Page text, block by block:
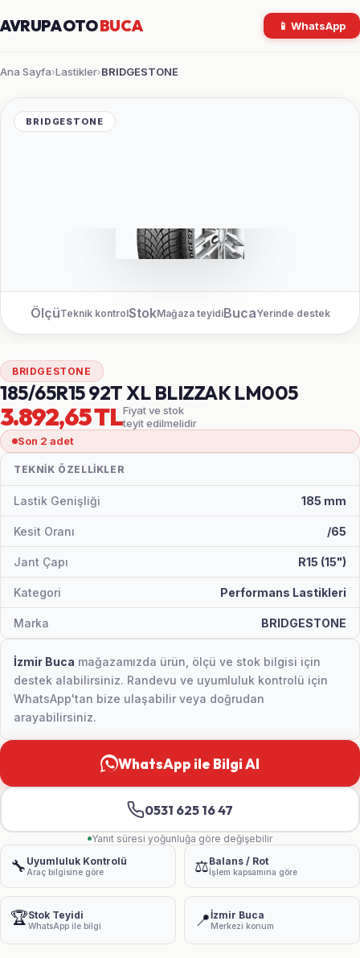
AVRUPA OTOBUCA 📱 WhatsApp
Ana Sayfa›Lastikler›BRIDGESTONE
BRIDGESTONE
ÖlçüTeknik kontrolStokMağaza teyidiBucaYerinde destek
BRIDGESTONE
185/65R15 92T XL BLIZZAK LM005
3.892,65 TLFiyat ve stok
teyit edilmelidir
Son 2 adet
TEKNIK ÖZELLIKLER
Lastik Genişliği 185 mm
Kesit Oranı /65
Jant Çapı R15 (15")
Kategori Performans Lastikleri
Marka BRIDGESTONE
İzmir Buca mağazamızda ürün, ölçü ve stok bilgisi için
destek alabilirsiniz. Randevu ve uyumluluk kontrolü için
WhatsApp'tan bize ulaşabilir veya doğrudan
arayabilirsiniz.
WhatsApp ile Bilgi Al
0531 625 16 47
Yanıt süresi yoğunluğa göre değişebilir
🔧 Uyumluluk Kontrolü
Araç bilgisine göre ⚖️Balans / Rot
İşlem kapsamına göre
🏆Stok Teyidi
WhatsApp ile bilgi 📍İzmir Buca
Merkezi konum